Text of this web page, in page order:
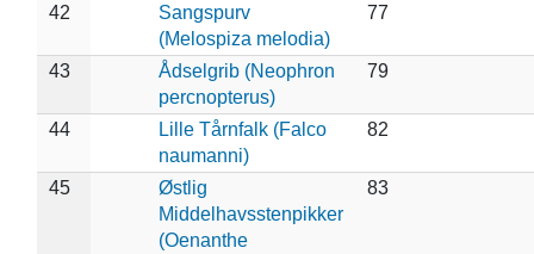
42
Sangspurv
(Melospiza melodia)
77
43
Ådselgrib (Neophron
percnopterus)
79
44
Lille Tårnfalk (Falco
naumanni)
82
45
Østlig
Middelhavsstenpikker
(Oenanthe
83